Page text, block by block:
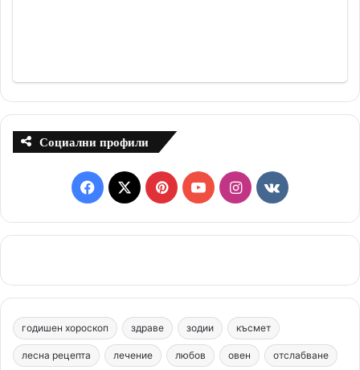
Социални профили
F
a
e
b
o
X
P
i
t
e
r
Y
o
T
u
b
I
n
t
a
g
v
k
c
m
годишен хороскоп здраве зодии късмет
лесна рецепта лечение любов овен отслабване